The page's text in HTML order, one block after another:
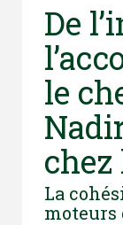
De
le
La
moteurs